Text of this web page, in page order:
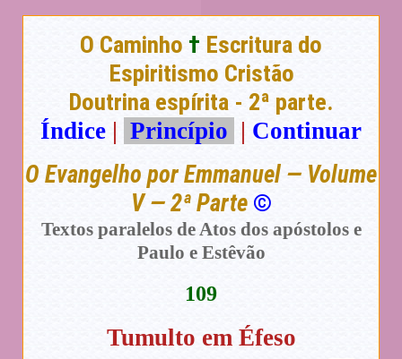
O Caminho † Escritura do
Espiritismo Cristão
Doutrina espírita - 2ª parte.
Índice | Princípio | Continuar
O Evangelho por Emmanuel — Volume
V — 2ª Parte ©
Textos paralelos de Atos dos apóstolos e
Paulo e Estêvão
109
Tumulto em Éfeso